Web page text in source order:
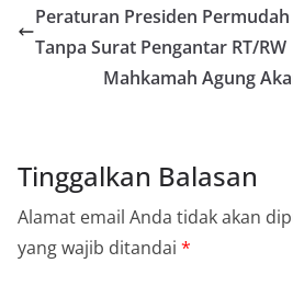
Peraturan Presiden Permudah
Tanpa Surat Pengantar RT/RW
Mahkamah Agung
Tinggalkan Balasan
Alamat email Anda tidak akan
yang wajib ditandai *